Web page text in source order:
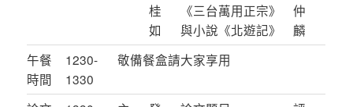
桂
如
《三台萬用正宗》
與小說《北遊記》
仲
麟
午餐
時間
1230-
1330
敬備餐盒請大家享用